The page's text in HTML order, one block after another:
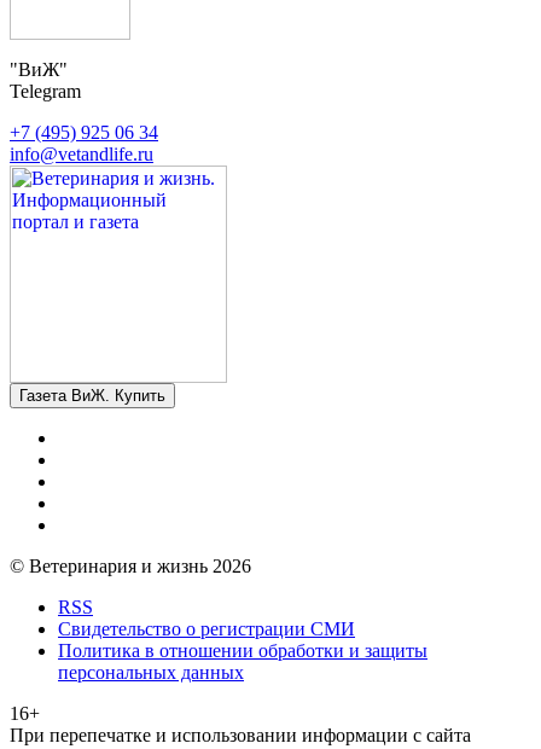
"ВиЖ"
Telegram
+7 (495) 925 06 34
info@vetandlife.ru
Газета ВиЖ. Купить
© Ветеринария и жизнь 2026
RSS
Свидетельство о регистрации СМИ
Политика в отношении обработки и защиты
персональных данных
16+
При перепечатке и использовании информации с сайта